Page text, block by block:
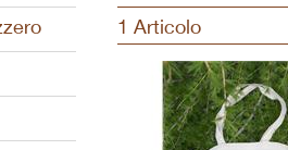
1 Articolo